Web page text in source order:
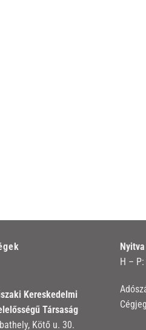
Kereskedelmi
Társaság
Kötő u. 30.
H –